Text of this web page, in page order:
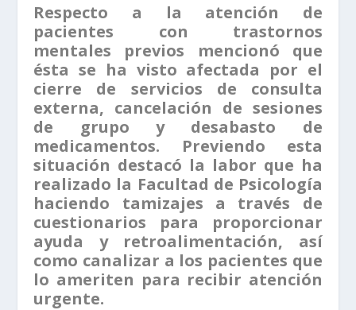
Respecto a la atención de
pacientes con trastornos
mentales previos mencionó que
ésta se ha visto afectada por el
cierre de servicios de consulta
externa, cancelación de sesiones
de grupo y desabasto de
medicamentos. Previendo esta
situación destacó la labor que ha
realizado la Facultad de Psicología
haciendo tamizajes a través de
cuestionarios para proporcionar
ayuda y retroalimentación, así
como canalizar a los pacientes que
lo ameriten para recibir atención
urgente.